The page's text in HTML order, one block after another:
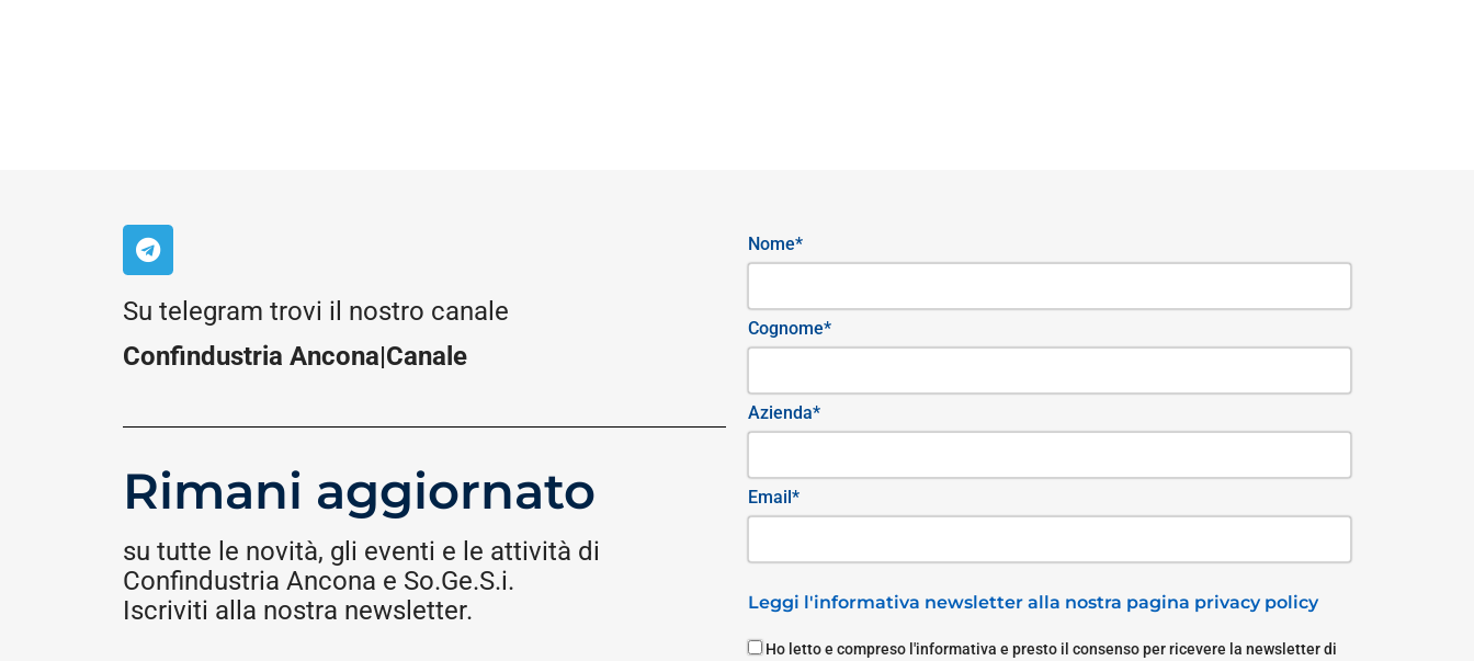
Su telegram trovi il nostro canale
Confindustria Ancona|Canale
Rimani aggiornato
su tutte le novità, gli eventi e le attività di
Confindustria Ancona e So.Ge.S.i.
Iscriviti alla nostra newsletter.
Nome*
Cognome*
Azienda*
Email*
Leggi l'informativa newsletter alla nostra pagina privacy policy
Ho letto e compreso l'informativa e presto il consenso per ricevere la newsletter di